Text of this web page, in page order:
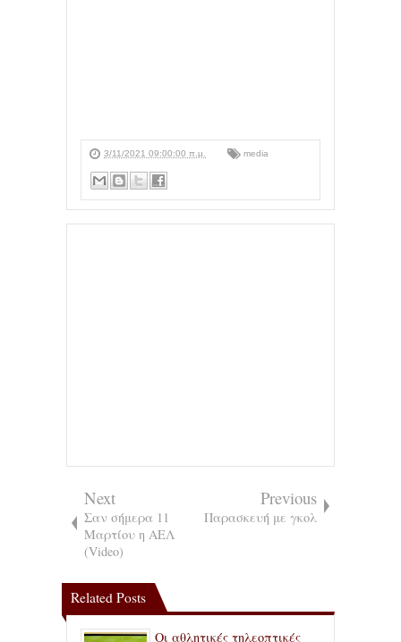
3/11/2021 09:00:00 π.μ. media
Next
Σαν σήμερα 11
Μαρτίου η ΑΕΛ
(Video)
Previous
Παρασκευή με γκολ
Related Posts
Οι αθλητικές τηλεοπτικές